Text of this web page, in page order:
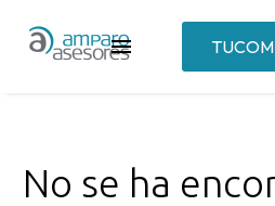
No se ha